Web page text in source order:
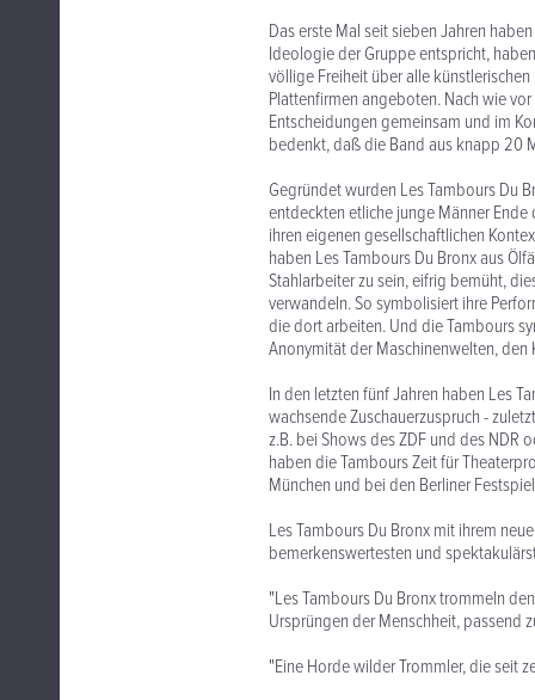
Das erste Mal seit sieben Jahren
Ideologie der Gruppe entspricht,
völlige Freiheit über alle
Plattenfirmen angeboten. Nach wie
Entscheidungen gemeinsam und im
bedenkt, daß die Band aus knapp 20
Gegründet wurden Les Tambours Du
entdeckten etliche junge Männer
ihren eigenen gesellschaftlichen
haben Les Tambours Du Bronx aus
Stahlarbeiter zu sein, eifrig bemüht,
verwandeln. So symbolisiert ihre
die dort arbeiten. Und die Tambours
Anonymität der Maschinenwelten, den
In den letzten fünf Jahren haben Les
wachsende Zuschauerzuspruch -
z.B. bei Shows des ZDF und des NDR
haben die Tambours Zeit für
München und bei den Berliner
Les Tambours Du Bronx mit ihrem
bemerkenswertesten und
"Les Tambours Du Bronx trommeln
Ursprüngen der Menschheit, passend
"Eine Horde wilder Trommler, die seit